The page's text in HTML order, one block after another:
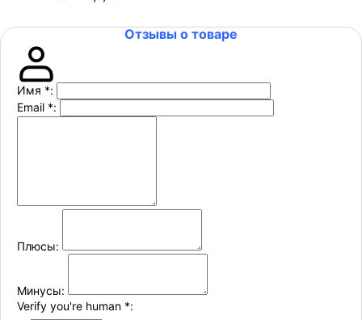
Отзывы о товаре
Имя *:
Email *:
Плюсы:
Минусы:
Verify you're human *: